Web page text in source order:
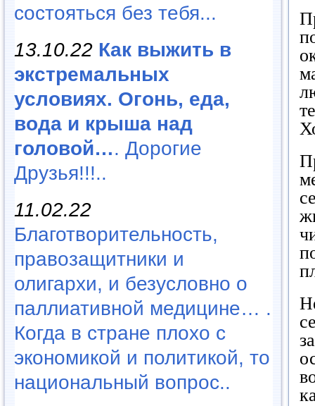
состояться без тебя...
13.10.22 Как выжить в
экстремальных
условиях. Огонь, еда,
вода и крыша над
головой…. Дорогие
Друзья!!!..
11.02.22
Благотворительность,
правозащитники и
олигархи, и безусловно о
паллиативной медицине… .
Когда в стране плохо с
экономикой и политикой, то
национальный вопрос..